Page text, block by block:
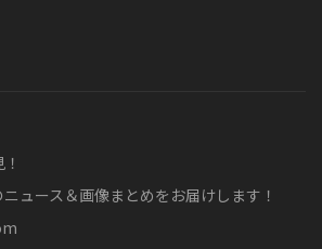
ュース＆画像まとめをお届けします！